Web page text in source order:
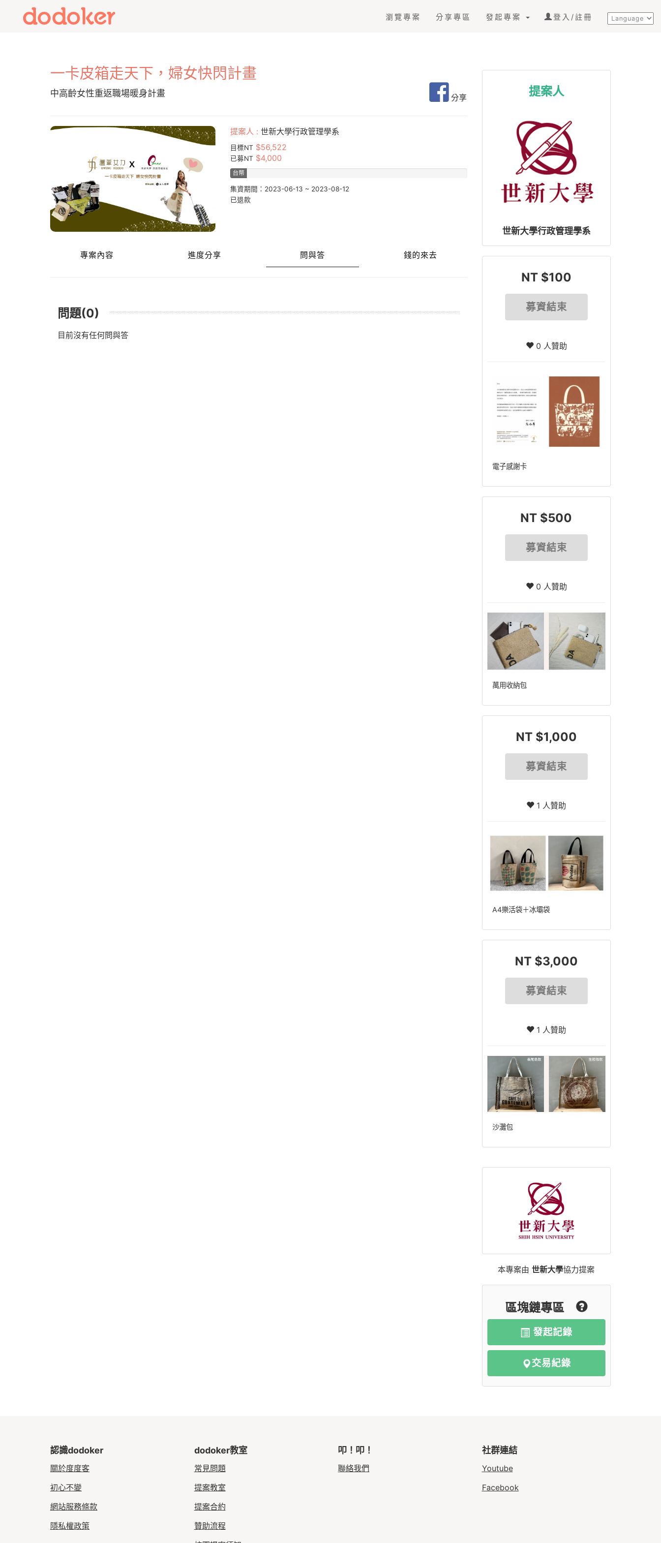
瀏覽專案 分享專區 發起專案 登入/註冊
一卡皮箱走天下，婦女快閃計畫
中高齡女性重返職場暖身計畫 分享
提案人 : 世新大學行政管理學系
目標NT $56,522
已募NT $4,000
台幣
集資期間：2023-06-13 ~ 2023-08-12
已退款
專案內容 進度分享 問與答 錢的來去
問題(0)
目前沒有任何問與答
提案人
世新大學行政管理學系
NT $100
募資結束
0 人贊助
電子感謝卡
NT $500
募資結束
0 人贊助
萬用收納包
NT $1,000
募資結束
1 人贊助
A4樂活袋＋冰壩袋
NT $3,000
募資結束
1 人贊助
沙灘包
本專案由世新大學協力提案
區塊鏈專區
發起記錄
交易紀錄
認識dodoker
關於度度客
初心不變
網站服務條款
隱私權政策
dodoker教室
常見問題
提案教室
提案合約
贊助流程
叩！叩！
聯絡我們
社群連結
Youtube
Facebook